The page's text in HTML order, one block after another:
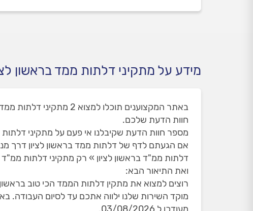
מידע על מתקיני דלתות ממד בראשון
חוות הדעת שלכם.
מספר חוות הדעת שקיבלנו אי פעם על מתקיני דלתות ממד
אם הגעתם לדף של דלתות ממד בראשון לציון דרך
דלתות ממ"ד בראשון לציון » רק מתקיני דלתות ממ"ד
ואת התיאור הבא:
רוצים למצוא את מתקין דלתות הממד הכי טוב